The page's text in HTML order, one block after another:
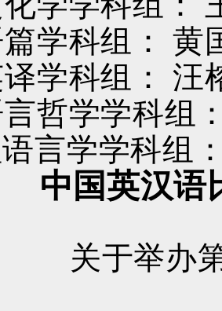
学科组：
黄
学科组：
汪
哲学学科组
言学学科组
中国英汉语
关于举办